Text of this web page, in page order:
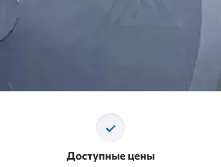
Доступные цены